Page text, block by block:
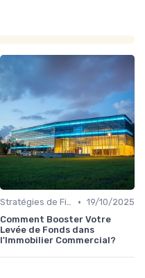
Stratégies de Financement et Levée de Fonds • 19/10/2025
Comment Booster Votre
Levée de Fonds dans
l'Immobilier Commercial?